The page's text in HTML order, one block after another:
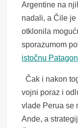
Argentine na
nadali, a Čile je
otklonila
sporazumom
istočnu
Čak i nakon
vojni poraz i
vlade Perua se
Ande, a